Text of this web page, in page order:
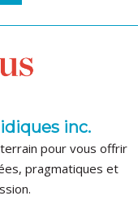
inc.
pour vous offrir
pragmatiques et